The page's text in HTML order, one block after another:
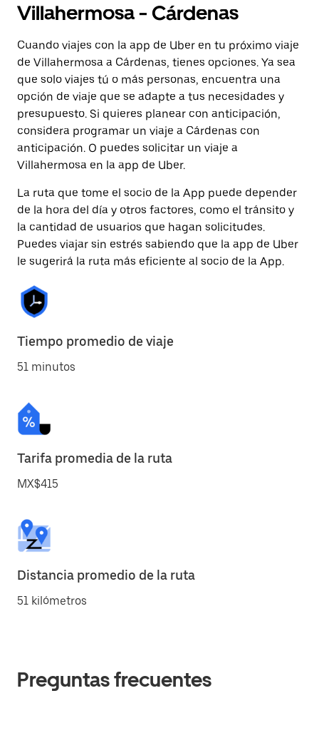
Villahermosa - Cárdenas
Cuando viajes con la app de Uber en tu próximo viaje
de Villahermosa a Cárdenas, tienes opciones. Ya sea
que solo viajes tú o más personas, encuentra una
opción de viaje que se adapte a tus necesidades y
presupuesto. Si quieres planear con anticipación,
considera programar un viaje a Cárdenas con
anticipación. O puedes solicitar un viaje a
Villahermosa en la app de Uber.
La ruta que tome el socio de la App puede depender
de la hora del día y otros factores, como el tránsito y
la cantidad de usuarios que hagan solicitudes.
Puedes viajar sin estrés sabiendo que la app de Uber
le sugerirá la ruta más eficiente al socio de la App.
Tiempo promedio de viaje
51 minutos
Tarifa promedia de la ruta
MX$415
Distancia promedio de la ruta
51 kilómetros
Preguntas frecuentes